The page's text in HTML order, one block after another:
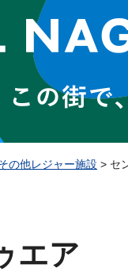
の他レジャー施設 > セ
エア